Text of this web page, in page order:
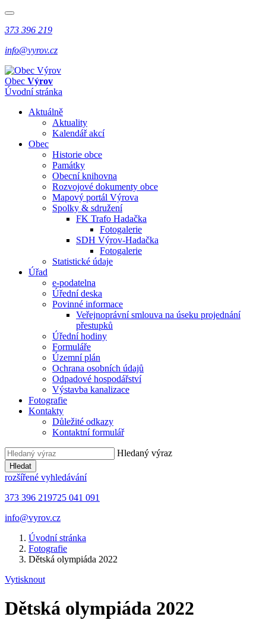
373 396 219
info@vyrov.cz
Obec Výrov
Úvodní stránka
Aktuálně
Aktuality
Kalendář akcí
Obec
Historie obce
Památky
Obecní knihovna
Rozvojové dokumenty obce
Mapový portál Výrova
Spolky & sdružení
FK Trafo Hadačka
Fotogalerie
SDH Výrov-Hadačka
Fotogalerie
Statistické údaje
Úřad
e-podatelna
Úřední deska
Povinné informace
Veřejnoprávní smlouva na úseku projednání
přestupků
Úřední hodiny
Formuláře
Územní plán
Ochrana osobních údajů
Odpadové hospodářství
Výstavba kanalizace
Fotografie
Kontakty
Důležité odkazy
Kontaktní formulář
Hledaný výraz
Hledat
rozšířené vyhledávání
373 396 219725 041 091
info@vyrov.cz
Úvodní stránka
Fotografie
Dětská olympiáda 2022
Vytisknout
Dětská olympiáda 2022